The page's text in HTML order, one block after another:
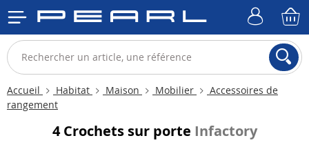
Accueil Habitat Maison Mobilier
Accessoires de
rangement
4 Crochets sur porte Infactory